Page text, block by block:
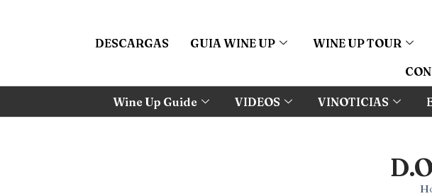
DESCARGAS GUIA WINE UP WINE UP TOUR
Wine Up Guide VIDEOS VINOTICIAS